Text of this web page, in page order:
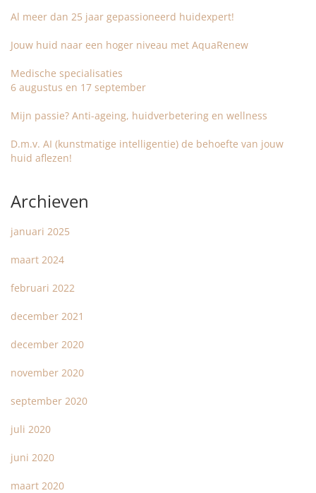
Al meer dan 25 jaar gepassioneerd huidexpert!
Jouw huid naar een hoger niveau met AquaRenew
Medische specialisaties
6 augustus en 17 september
Mijn passie? Anti-ageing, huidverbetering en wellness
D.m.v. AI (kunstmatige intelligentie) de behoefte van jouw
huid aflezen!
Archieven
januari 2025
maart 2024
februari 2022
december 2021
december 2020
november 2020
september 2020
juli 2020
juni 2020
maart 2020